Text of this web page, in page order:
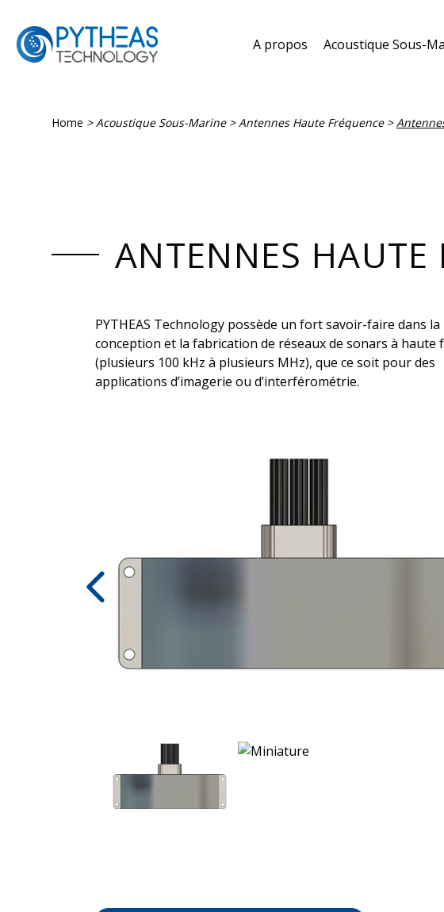
A propos Acoustique Sous-
Home > Acoustique Sous-Marine > Antennes Haute Fréquence >
ANTENNES HAUTE
PYTHEAS Technology possède un fort savoir-faire dans la
conception et la fabrication de réseaux de sonars à haute
(plusieurs 100 kHz à plusieurs MHz), que ce soit pour des
applications d’imagerie ou d’interférométrie.